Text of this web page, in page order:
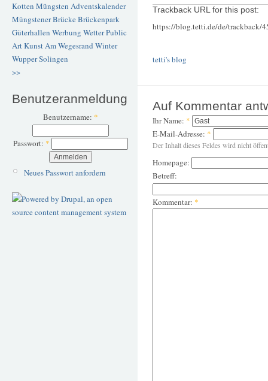
Kotten Müngsten Adventskalender
Müngstener BrückeBrückenpark
Güterhallen Werbung WetterPublic
ArtKunstAm Wegesrand Winter
WupperSolingen
>>
Benutzeranmeldung
Benutzername: *
Passwort: *
Neues Passwort anfordern
Trackback URL for this post:
https://blog.tetti.de/de/trackback/
tetti's blog
Auf Kommentar
Ihr Name: *
E-Mail-Adresse: *
Der Inhalt dieses Feldes wird nicht
Homepage:
Betreff:
Kommentar: *